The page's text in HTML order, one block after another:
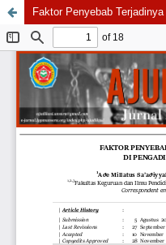
Faktor Penyebab